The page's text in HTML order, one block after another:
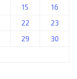
15
16
22
23
29
30